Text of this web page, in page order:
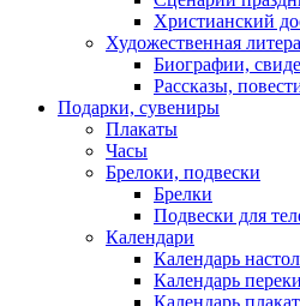
Христианский
Художественная
Биографии,
Рассказы,
Подарки, сувениры
Плакаты
Часы
Брелоки, подвески
Брелки
Подвески для
Календари
Календарь
Календарь